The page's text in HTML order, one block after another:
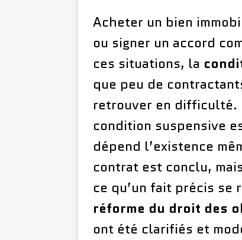
Acheter un bien
ou signer un accord
ces situations, la
que peu de
retrouver en difficulté.
condition suspensive
dépend l’existence
contrat est conclu,
ce qu’un fait précis
réforme du droit des
ont été clarifiés et